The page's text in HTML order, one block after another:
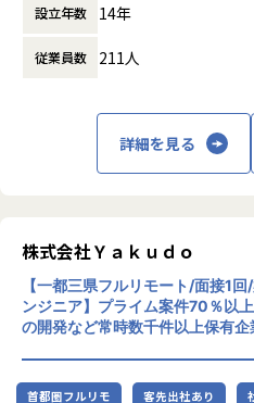
万円。
転職した社員の全員が、前職年
★のらねこワークスは、待機期間
あなたの希望する案件やスキル
時的になくて、待機になった場
★業務や役割に応じて支給する制度
ー 決算時業績ボーナス
年間予測を超える収益を全社員
ー エンジニア紹介報酬制度
紹介したエンジニアが6ヶ月間勤
・マーケティングプラットフォー
予測され、またマーケティング
ッショナルパーソン活用をマー
1万人を超える豊富なフリーラン
スを活かし、企業のマーケティ
す。また、自社サービスのマー
な成長を支援しています。
・コンサル・アドバイザリーサ
創業からの事業開発や推進、ま
してきたノウハウに加え、業界
材を用いて、新規事業創造や既
等を行い、企業のバリューアッ
休憩時間： 60分
設立年数 14年
従業員数 211人
詳細を見る
株式会社Ｙａｋｕｄｏ
【一都三県フルリモート/面接1
ンジニア】プライム案件70％以
の開発など常時数千件以上保有企
首都圏フルリモ 客先出社あり